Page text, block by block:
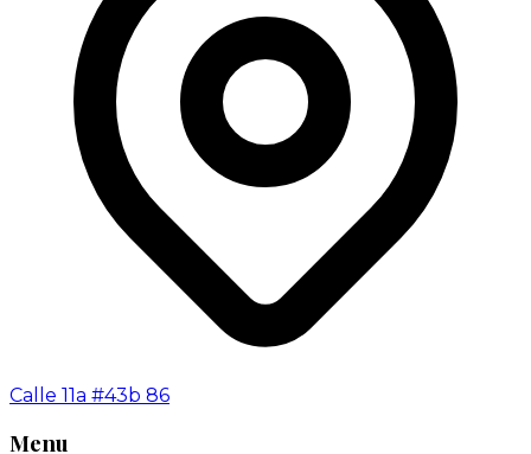
Calle 11a #43b 86
Menu